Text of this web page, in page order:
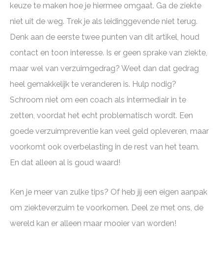
keuze te maken hoe je hiermee omgaat. Ga de ziekte
niet uit de weg. Trek je als leidinggevende niet terug.
Denk aan de eerste twee punten van dit artikel, houd
contact en toon interesse. Is er geen sprake van ziekte,
maar wel van verzuimgedrag? Weet dan dat gedrag
heel gemakkelijk te veranderen is. Hulp nodig?
Schroom niet om een coach als intermediair in te
zetten, voordat het echt problematisch wordt. Een
goede verzuimpreventie kan veel geld opleveren, maar
voorkomt ook overbelasting in de rest van het team.
En dat alleen al is goud waard!
Ken je meer van zulke tips? Of heb jij een eigen aanpak
om ziekteverzuim te voorkomen. Deel ze met ons, de
wereld kan er alleen maar mooier van worden!